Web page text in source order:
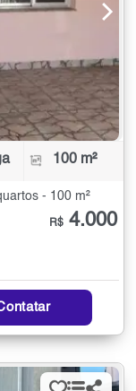
100 m²
- 100 m²
R$ 4.000